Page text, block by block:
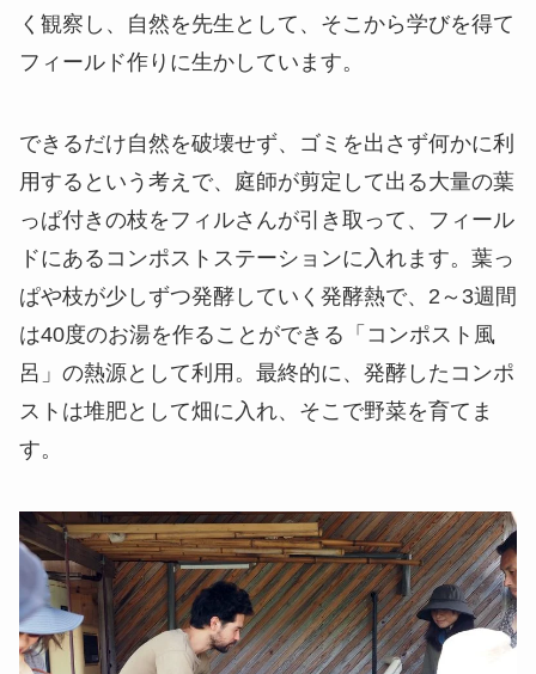
く観察し、自然を先生として、そこから学びを得て
フィールド作りに生かしています。
できるだけ自然を破壊せず、ゴミを出さず何かに利
用するという考えで、庭師が剪定して出る大量の葉
っぱ付きの枝をフィルさんが引き取って、フィール
ドにあるコンポストステーションに入れます。葉っ
ぱや枝が少しずつ発酵していく発酵熱で、2～3週間
は40度のお湯を作ることができる「コンポスト風
呂」の熱源として利用。最終的に、発酵したコンポ
ストは堆肥として畑に入れ、そこで野菜を育てま
す。